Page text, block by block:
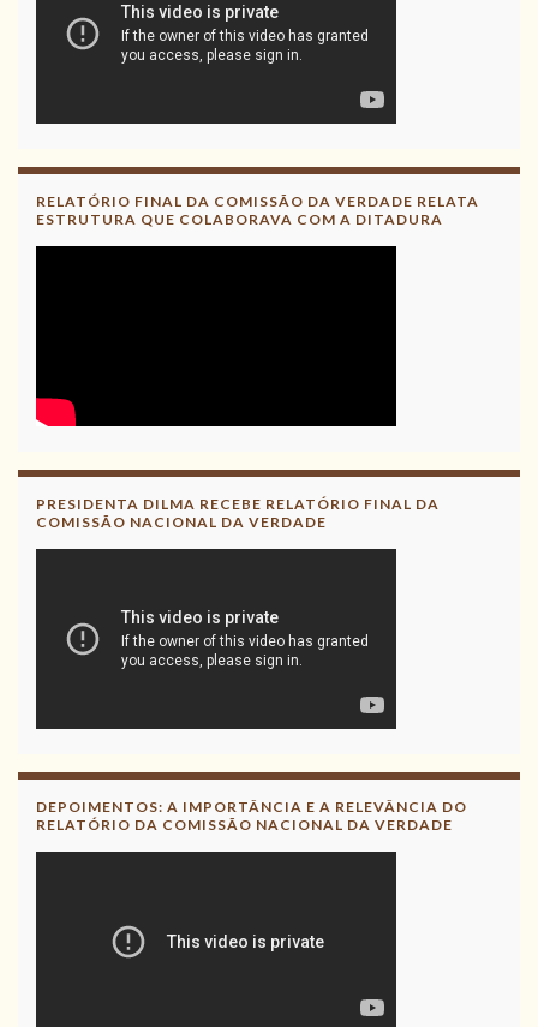
RELATÓRIO FINAL DA COMISSÃO DA VERDADE RELATA
ESTRUTURA QUE COLABORAVA COM A DITADURA
PRESIDENTA DILMA RECEBE RELATÓRIO FINAL DA
COMISSÃO NACIONAL DA VERDADE
DEPOIMENTOS: A IMPORTÂNCIA E A RELEVÂNCIA DO
RELATÓRIO DA COMISSÃO NACIONAL DA VERDADE